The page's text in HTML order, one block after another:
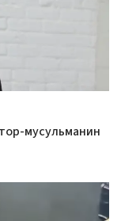
мусульманин